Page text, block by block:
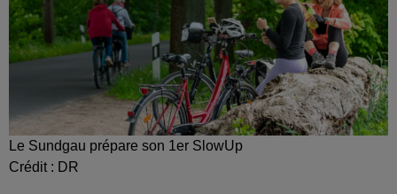
Le Sundgau prépare son 1er SlowUp
Crédit : DR